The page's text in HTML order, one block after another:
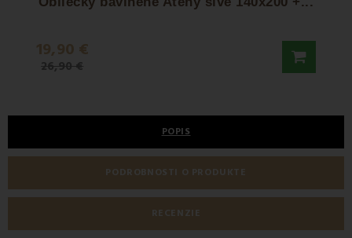
19,90 €
26,90 €
POPIS
PODROBNOSTI O PRODUKTE
RECENZIE